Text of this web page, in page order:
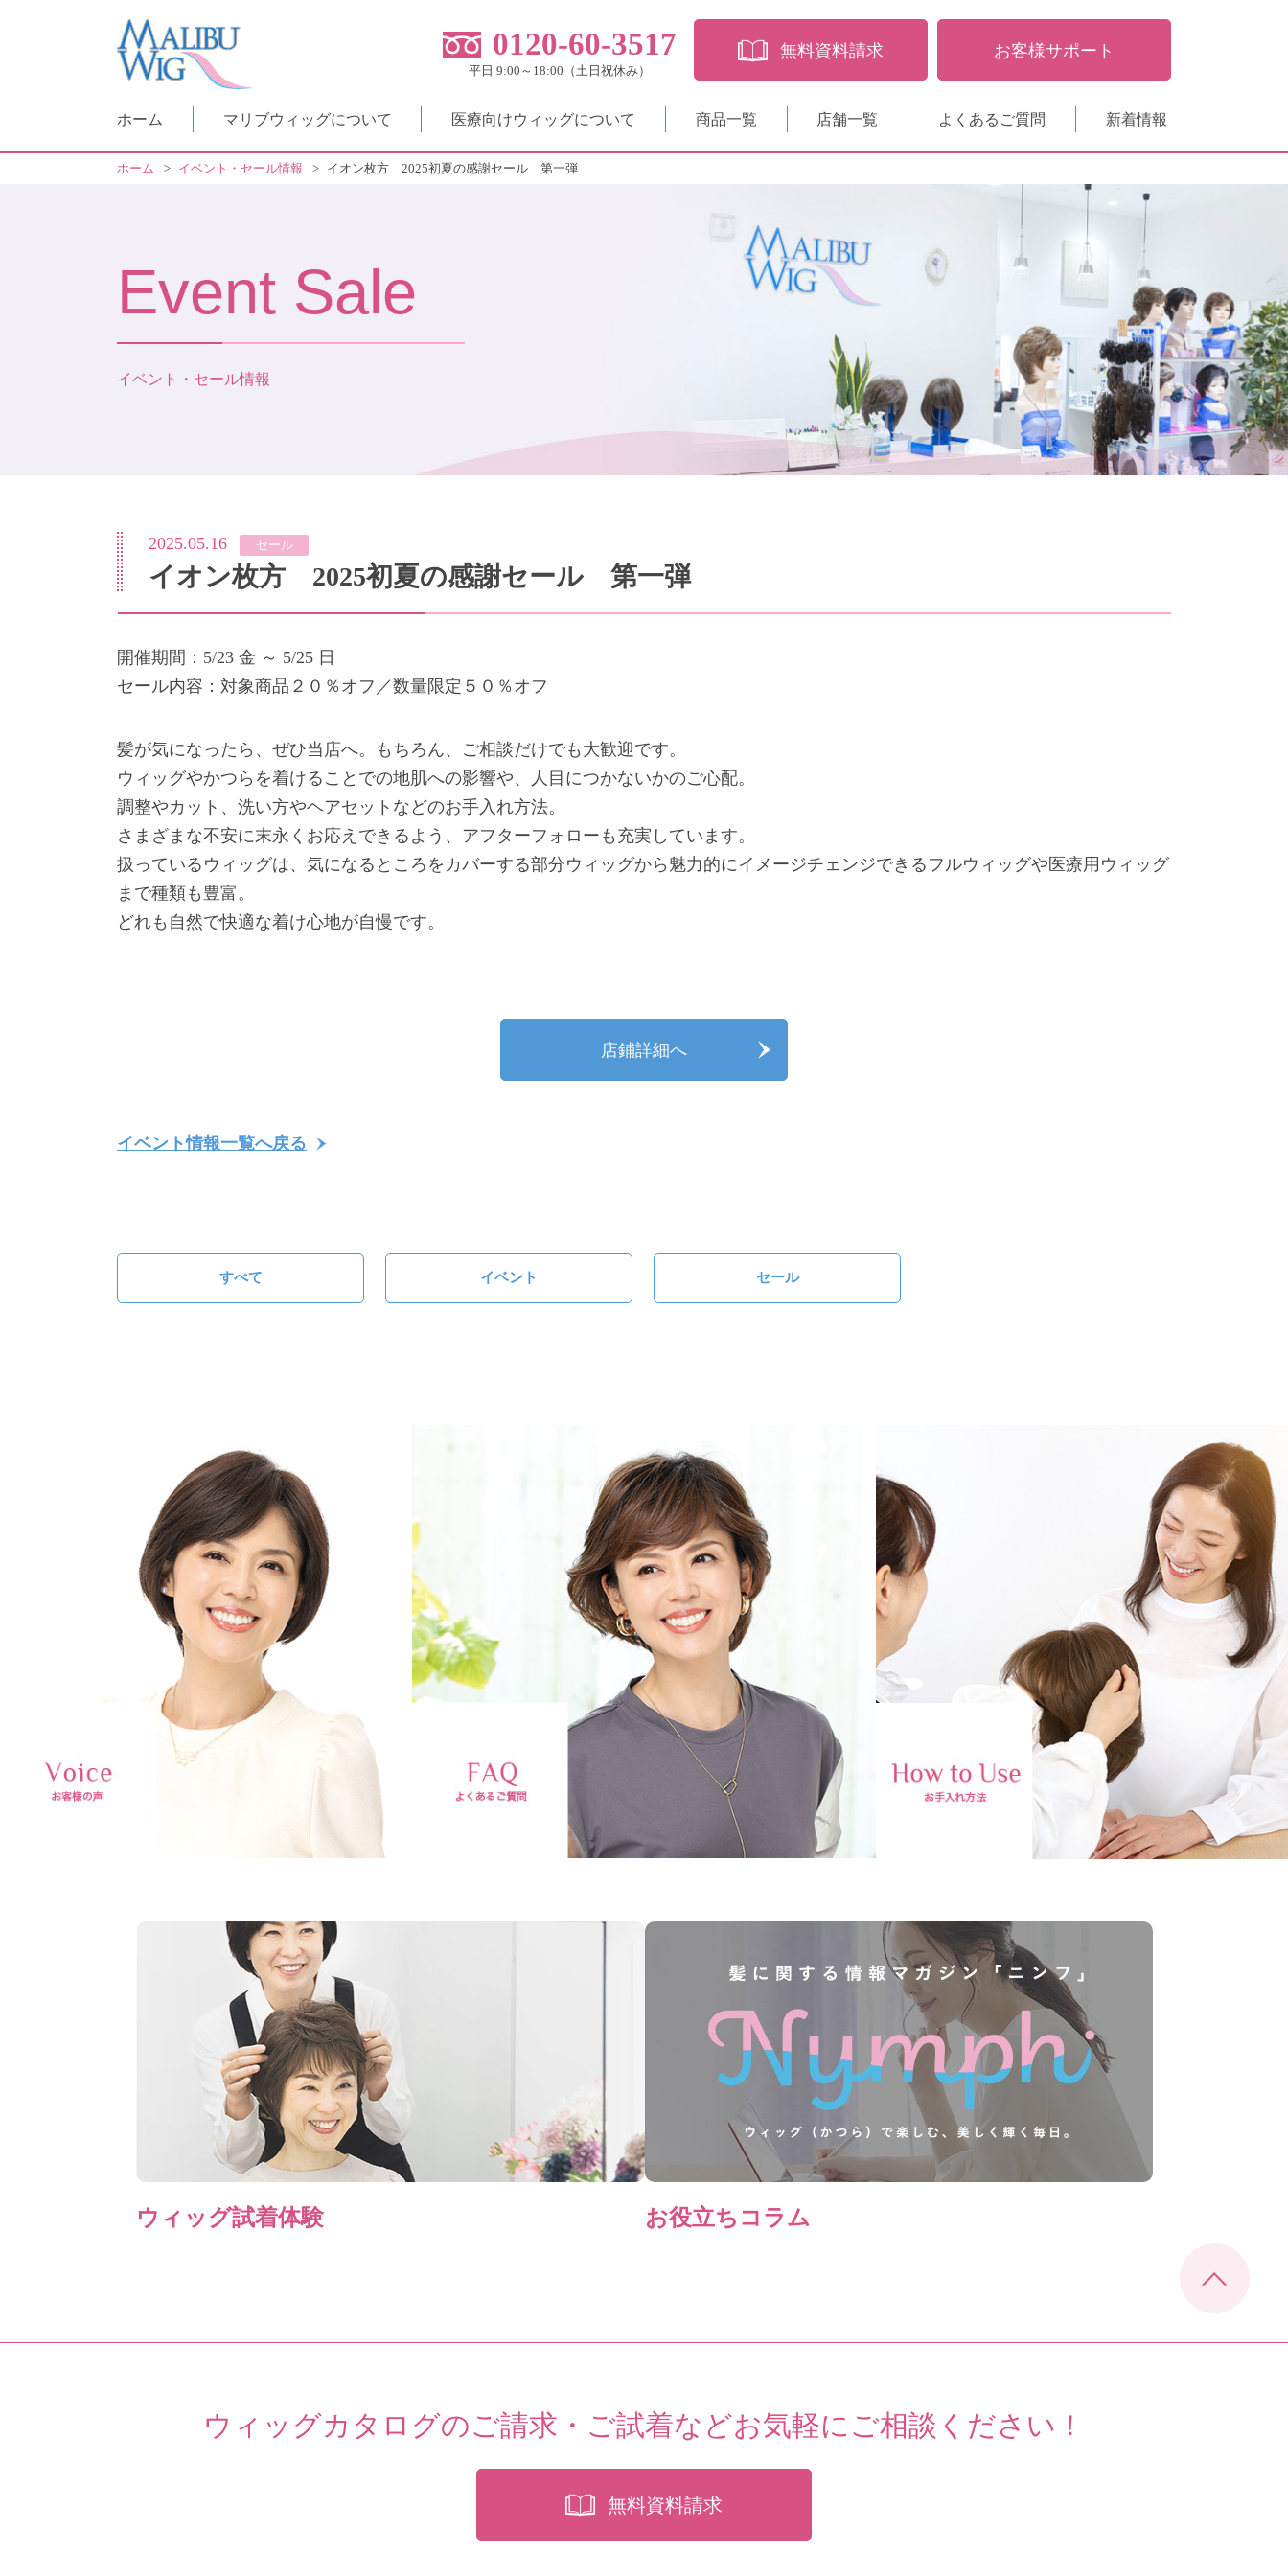
0120-60-3517
平日 9:00～18:00（土日祝休み）
無料資料請求 お客様サポート
ホーム マリブウィッグについて 医療向けウィッグについて 商品一覧 店舗一覧 よくあるご質問 新着情報
ホーム > イベント・セール情報 > イオン枚方 2025初夏の感謝セール 第一弾
Event Sale
イベント・セール情報
2025.05.16 セール
イオン枚方 2025初夏の感謝セール 第一弾
開催期間：5/23 金 ～ 5/25 日
セール内容：対象商品２０％オフ／数量限定５０％オフ
髪が気になったら、ぜひ当店へ。もちろん、ご相談だけでも大歓迎です。
ウィッグやかつらを着けることでの地肌への影響や、人目につかないかのご心配。
調整やカット、洗い方やヘアセットなどのお手入れ方法。
さまざまな不安に末永くお応えできるよう、アフターフォローも充実しています。
扱っているウィッグは、気になるところをカバーする部分ウィッグから魅力的にイメージチェンジできるフルウィッグや医療用ウィッグ
まで種類も豊富。
どれも自然で快適な着け心地が自慢です。
店鋪詳細へ
イベント情報一覧へ戻る
すべて イベント セール
ウィッグ試着体験 お役立ちコラム
ウィッグカタログのご請求・ご試着などお気軽にご相談ください！
無料資料請求